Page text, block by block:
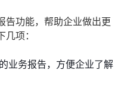
告功能，帮助企业做出更
项：
业务报告，方便企业了解